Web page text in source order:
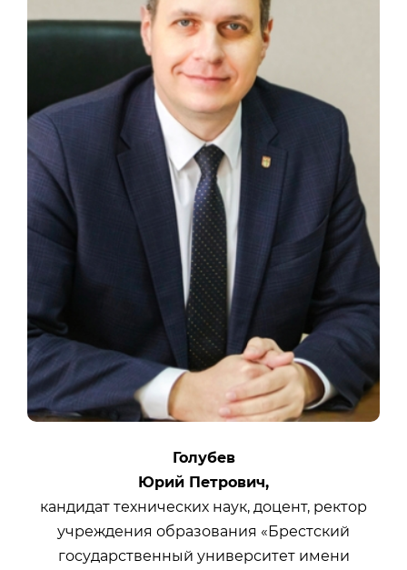
Голубев
Юрий Петрович,
кандидат технических наук, доцент, ректор
учреждения образования «Брестский
государственный университет имени